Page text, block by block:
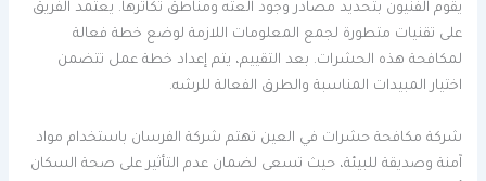
يقوم الفنيون بتحديد مصادر وجود العته ومناطق تكاثرها. يعتمد الفريق
على تقنيات متطورة لجمع المعلومات اللازمة لوضع خطة فعالة
لمكافحة هذه الحشرات. بعد التقييم، يتم إعداد خطة عمل تتضمن
اختيار المبيدات المناسبة والطرق الفعالة للرشه.
شركة مكافحة حشرات في العين تهتم شركة الفرسان باستخدام مواد
آمنة وصديقة للبيئة، حيث تسعى لضمان عدم التأثير على صحة السكان